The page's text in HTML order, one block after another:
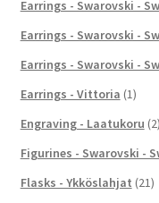
Earrings - Swarovski -
Earrings - Swarovski -
Earrings - Swarovski -
Earrings - Vittoria (1)
Engraving - Laatukoru (2)
Figurines - Swarovski -
Flasks - Ykköslahjat (21)